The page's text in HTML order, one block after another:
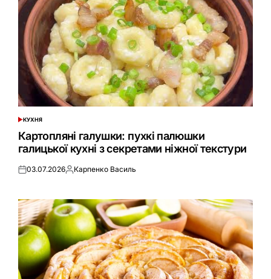
ОПУБЛІКУВАТИ
У
КУХНЯ
Картопляні галушки: пухкі палюшки
галицької кухні з секретами ніжної текстури
Оприлюднено
03.07.2026Опубліковано
Карпенко Василь